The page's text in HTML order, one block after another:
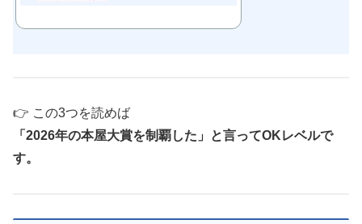
👉 この3つを読めば
「2026年の本屋大賞を制覇した」と言ってOKレベルで
す。